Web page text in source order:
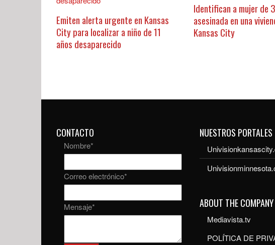
Emiten alerta urgente en Kansas
City para localizar a niño de 11
años desaparecido
Identifican a mujer de
asesinada en una
Kansas City
CONTACTO
Nombre*
Correo electrónico*
Mensaje*
NUESTROS PORTALES
ABOUT THE COMPANY
Mediavista.tv
POLÍTICA DE